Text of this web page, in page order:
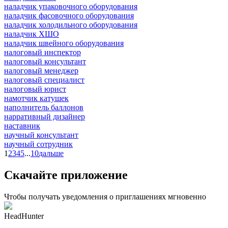
наладчик упаковочного оборудования
наладчик фасовочного оборудования
наладчик холодильного оборудования
наладчик ХШО
наладчик швейного оборудования
налоговый инспектор
налоговый консультант
налоговый менеджер
налоговый специалист
налоговый юрист
намотчик катушек
наполнитель баллонов
нарративный дизайнер
наставник
научный консультант
научный сотрудник
1 2345...10дальше
Скачайте приложение
Чтобы получать уведомления о приглашениях мгновенно
HeadHunter